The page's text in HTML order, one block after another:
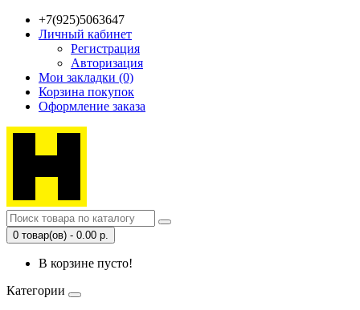
+7(925)5063647
Личный кабинет
Регистрация
Авторизация
Мои закладки (0)
Корзина покупок
Оформление заказа
0 товар(ов) - 0.00 р.
В корзине пусто!
Категории